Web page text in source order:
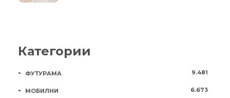
Категории
ФУТУРАМА 9.481
МОБИЛНИ 6.673